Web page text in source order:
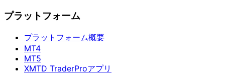
プラットフォーム
プラットフォーム概要
MT4
MT5
XMTD TraderProアプリ